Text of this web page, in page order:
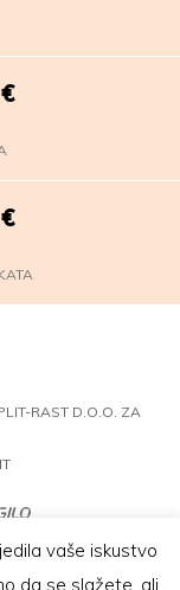
€
€
RAST D.O.O. ZA
vaše iskustvo
da se slažete, ali